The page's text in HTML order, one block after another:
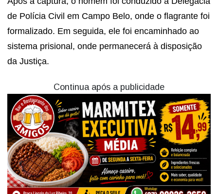
de Polícia Civil em Campo Belo, onde o flagrante foi
formalizado. Em seguida, ele foi encaminhado ao
sistema prisional, onde permanecerá à disposição
da Justiça.
Continua após a publicidade